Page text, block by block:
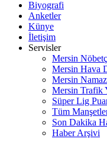
Biyografi
Anketler
Künye
İletişim
Servisler
Mersin
Mersin Hava
Mersin
Mersin Trafik
Süper Lig
Tüm
Son Dakika
Haber Arşivi